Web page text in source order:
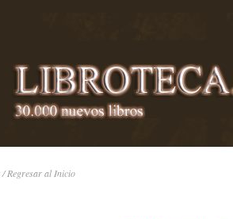
/ Regresar al Inicio